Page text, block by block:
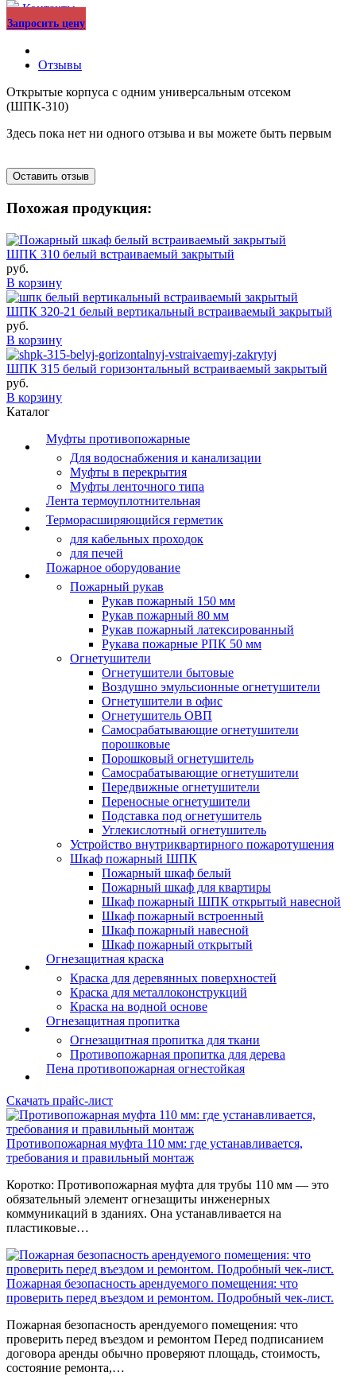
Контакты
Запросить цену
Отзывы
Открытые корпуса с одним универсальным отсеком
(ШПК-310)
Здесь пока нет ни одного отзыва и вы можете быть первым
Оставить отзыв
Похожая продукция:
ШПК 310 белый встраиваемый закрытый
руб.
В корзину
ШПК 320-21 белый вертикальный встраиваемый закрытый
руб.
В корзину
ШПК 315 белый горизонтальный встраиваемый закрытый
руб.
В корзину
Каталог
Муфты противопожарные
Для водоснабжения и канализации
Муфты в перекрытия
Муфты ленточного типа
Лента термоуплотнительная
Терморасширяющийся герметик
для кабельных проходок
для печей
Пожарное оборудование
Пожарный рукав
Рукав пожарный 150 мм
Рукав пожарный 80 мм
Рукав пожарный латексированный
Рукава пожарные РПК 50 мм
Огнетушители
Огнетушители бытовые
Воздушно эмульсионные огнетушители
Огнетушители в офис
Огнетушитель ОВП
Самосрабатывающие огнетушители
порошковые
Порошковый огнетушитель
Самосрабатывающие огнетушители
Передвижные огнетушители
Переносные огнетушители
Подставка под огнетушитель
Углекислотный огнетушитель
Устройство внутриквартирного пожаротушения
Шкаф пожарный ШПК
Пожарный шкаф белый
Пожарный шкаф для квартиры
Шкаф пожарный ШПК открытый навесной
Шкаф пожарный встроенный
Шкаф пожарный навесной
Шкаф пожарный открытый
Огнезащитная краска
Краска для деревянных поверхностей
Краска для металлоконструкций
Краска на водной основе
Огнезащитная пропитка
Огнезащитная пропитка для ткани
Противопожарная пропитка для дерева
Пена противопожарная огнестойкая
Скачать прайс-лист
Противопожарная муфта 110 мм: где устанавливается,
требования и правильный монтаж
Коротко: Противопожарная муфта для трубы 110 мм — это
обязательный элемент огнезащиты инженерных
коммуникаций в зданиях. Она устанавливается на
пластиковые…
Пожарная безопасность арендуемого помещения: что
проверить перед въездом и ремонтом. Подробный чек-лист.
Пожарная безопасность арендуемого помещения: что
проверить перед въездом и ремонтом Перед подписанием
договора аренды обычно проверяют площадь, стоимость,
состояние ремонта,…